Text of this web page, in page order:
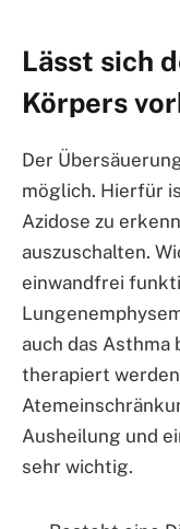
Lässt sich
Körpers
Der
möglich. Hierfür
Azidose zu
auszuschalten.
einwandfrei
auch das
therapiert
Ausheilung und
sehr wichtig.